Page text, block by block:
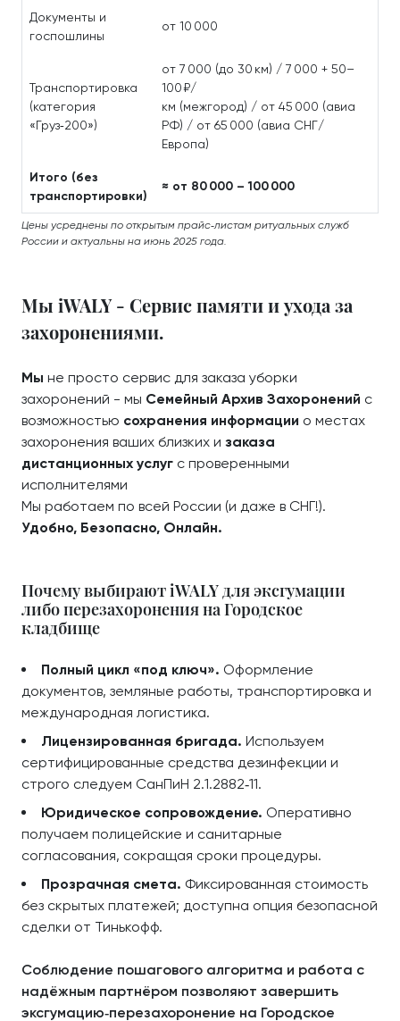
Документы и
госпошлины
от 10 000
Транспортировка
(категория
«Груз‑200»)
от 7 000 (до 30 км) / 7 000 + 50–
100 ₽/
км (межгород) / от 45 000 (авиа
РФ) / от 65 000 (авиа СНГ/
Европа)
Итого (без
транспортировки)
≈ от 80 000 – 100 000
Цены усреднены по открытым прайс‑листам ритуальных служб
России и актуальны на июнь 2025 года.
Мы iWALY - Сервис памяти и ухода за
захоронениями.
Мы не просто сервис для заказа уборки
захоронений - мы Семейный Архив Захоронений с
возможностью сохранения информации о местах
захоронения ваших близких и заказа
дистанционных услуг с проверенными
исполнителями
Мы работаем по всей России (и даже в СНГ!).
Удобно, Безопасно, Онлайн.
Почему выбирают iWALY для эксгумации
либо перезахоронения на Городское
кладбище
Полный цикл «под ключ». Оформление
документов, земляные работы, транспортировка и
международная логистика.
Лицензированная бригада. Используем
сертифицированные средства дезинфекции и
строго следуем СанПиН 2.1.2882‑11.
Юридическое сопровождение. Оперативно
получаем полицейские и санитарные
согласования, сокращая сроки процедуры.
Прозрачная смета. Фиксированная стоимость
без скрытых платежей; доступна опция безопасной
сделки от Тинькофф.
Соблюдение пошагового алгоритма и работа с
надёжным партнёром позволяют завершить
эксгумацию‑перезахоронение на Городское